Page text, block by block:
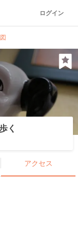
ログイン
く
アクセス